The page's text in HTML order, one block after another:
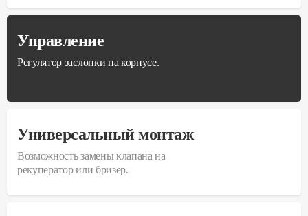
Управление
Регулятор заслонки на корпусе.
Универсальный монтаж
Возможность замены клапана на
рекуператор или бризер.